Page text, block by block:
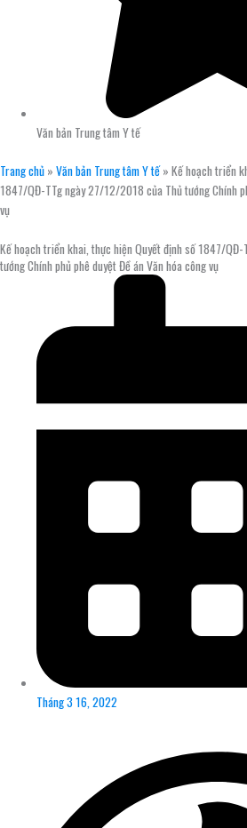
Văn bản Trung tâm Y tế
Trang chủ » Văn bản Trung tâm Y tế» Kế hoạch triển
1847/QĐ-TTg ngày 27/12/2018 của Thủ tướng Chính
vụ
Kế hoạch triển khai, thực hiện Quyết định số 1847/
tướng Chính phủ phê duyệt Đề án Văn hóa công vụ
Tháng 3 16, 2022